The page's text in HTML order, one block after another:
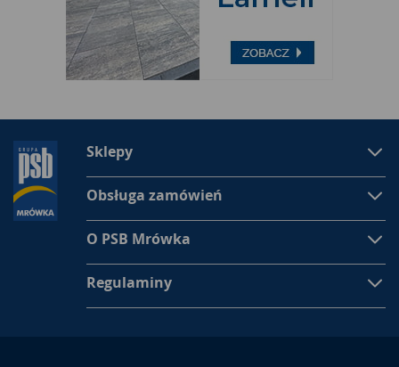
Sklepy
Obsługa zamówień
O PSB Mrówka
Regulaminy